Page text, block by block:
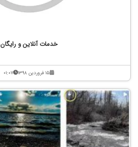
خدمات آنلاین و رایگان
۱۵ فروردین ۱۳۹۸ ۰۱:۰۷